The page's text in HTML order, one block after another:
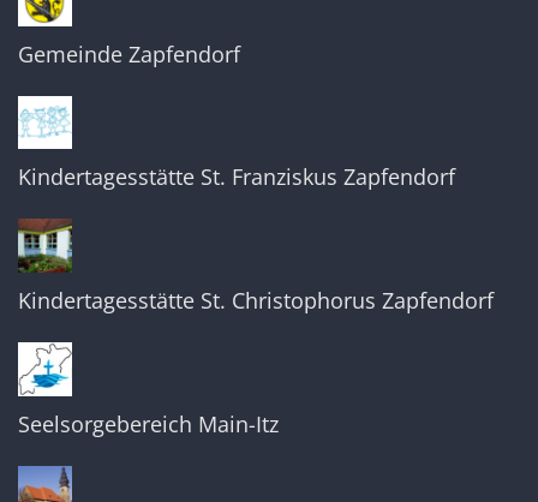
Gemeinde Zapfendorf
Kindertagesstätte St. Franziskus Zapfendorf
Kindertagesstätte St. Christophorus Zapfendorf
Seelsorgebereich Main-Itz